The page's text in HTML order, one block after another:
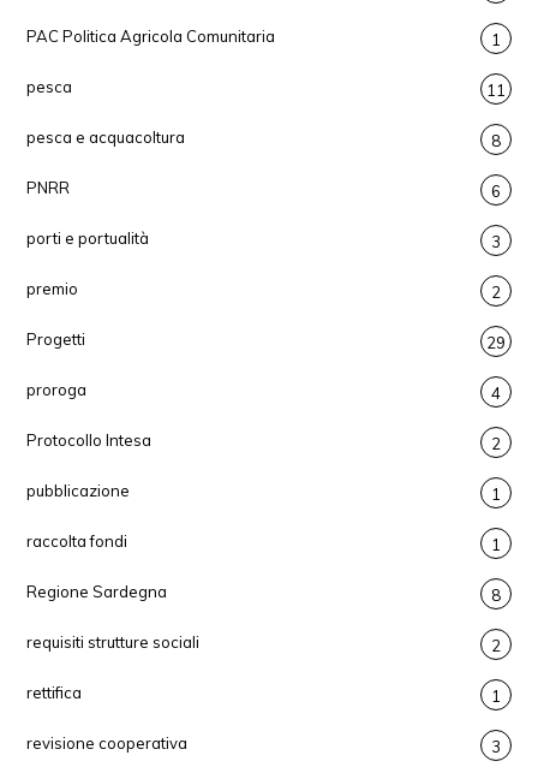
PAC Politica Agricola Comunitaria 1
pesca 11
pesca e acquacoltura 8
PNRR 6
porti e portualità 3
premio 2
Progetti 29
proroga 4
Protocollo Intesa 2
pubblicazione 1
raccolta fondi 1
Regione Sardegna 8
requisiti strutture sociali 2
rettifica 1
revisione cooperativa 3